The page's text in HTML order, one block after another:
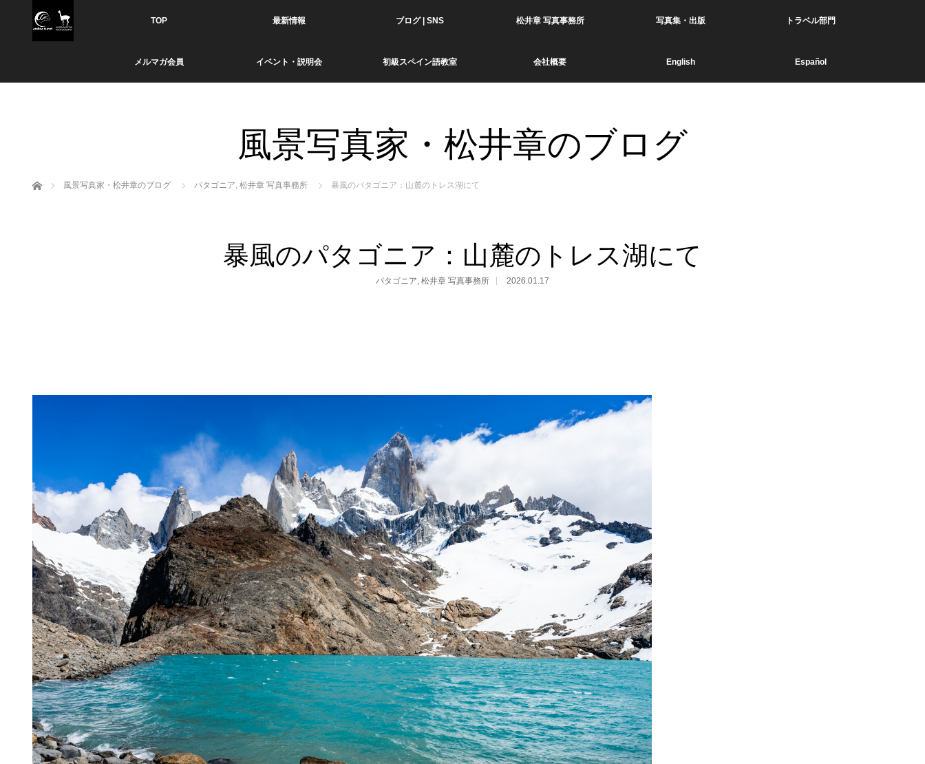
TOP 最新情報 ブログ | SNS 松井章 写真事務所 写真集・出版 トラベル部門
メルマガ会員 イベント・説明会 初級スペイン語教室 会社概要 English Español
風景写真家・松井章のブログ
ホーム 風景写真家・松井章のブログ パタゴニア, 松井章 写真事務所 暴風のパタゴニア：山麓のトレス湖にて
暴風のパタゴニア：山麓のトレス湖にて
パタゴニア, 松井章 写真事務所 2026.01.17